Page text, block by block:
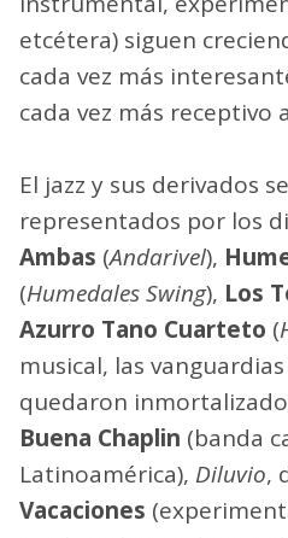
etcétera) siguen
cada vez más
cada vez más receptivo
El jazz y sus derivados
representados por los
Ambas (Andarivel),
(Humedales Swing), Los
Azurro Tano Cuarteto (
musical, las
quedaron
Buena Chaplin (banda
Latinoamérica), Diluvio,
Vacaciones